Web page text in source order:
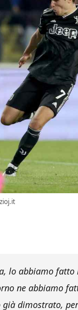
lo abbiamo
ne abbiamo
dimostrato,